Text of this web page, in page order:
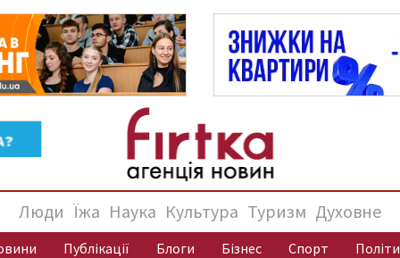
Люди Їжа Наука Культура Туризм Духовне
Публікації Блоги Бізнес Спорт